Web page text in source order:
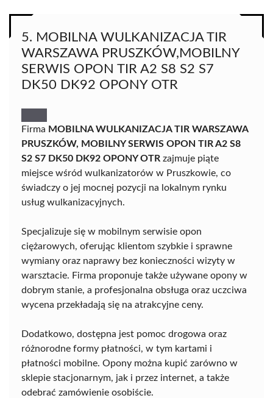
5. MOBILNA WULKANIZACJA TIR
WARSZAWA PRUSZKÓW,MOBILNY
SERWIS OPON TIR A2 S8 S2 S7
DK50 DK92 OPONY OTR
Firma MOBILNA WULKANIZACJA TIR WARSZAWA
PRUSZKÓW, MOBILNY SERWIS OPON TIR A2 S8
S2 S7 DK50 DK92 OPONY OTR zajmuje piąte
miejsce wśród wulkanizatorów w Pruszkowie, co
świadczy o jej mocnej pozycji na lokalnym rynku
usług wulkanizacyjnych.
Specjalizuje się w mobilnym serwisie opon
ciężarowych, oferując klientom szybkie i sprawne
wymiany oraz naprawy bez konieczności wizyty w
warsztacie. Firma proponuje także używane opony w
dobrym stanie, a profesjonalna obsługa oraz uczciwa
wycena przekładają się na atrakcyjne ceny.
Dodatkowo, dostępna jest pomoc drogowa oraz
różnorodne formy płatności, w tym kartami i
płatności mobilne. Opony można kupić zarówno w
sklepie stacjonarnym, jak i przez internet, a także
odebrać zamówienie osobiście.